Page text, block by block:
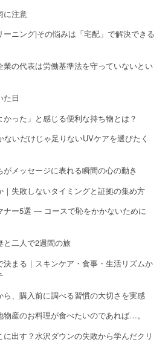
に注意
ニング|その悩みは「宅配」で解決できる
の代表は労働基準法を守っていないとい
た日
った」と感じる便利な持ち物とは？
いだけじゃ足りないUVケアを選びたく
メッセージに表れる瞬間の心の動き
失敗しないタイミングと証拠の集め方
ナー5選 — コースで恥をかかないために
と二人で2週間の旅
決まる｜スキンケア・食事・生活リズムか
、購入前に調べる習慣の大切さを実感
産のお料理が食べたいのであれば…。
出す？水沢ダウンの失敗から学んだクリ